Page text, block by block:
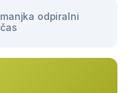
manjka odpiralni
čas